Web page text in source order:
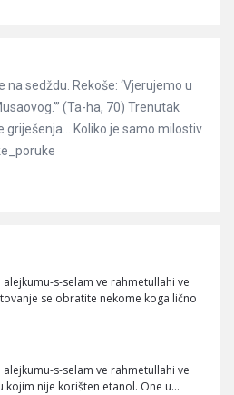
sedždu. Rekoše: ‘Vjerujemo u
(Ta-ha, 70) Trenutak
griješenja… Koliko je samo milostiv
alejkumu-s-selam ve rahmetullahi ve
se obratite nekome koga lično
alejkumu-s-selam ve rahmetullahi ve
kojim nije korišten etanol. One u…